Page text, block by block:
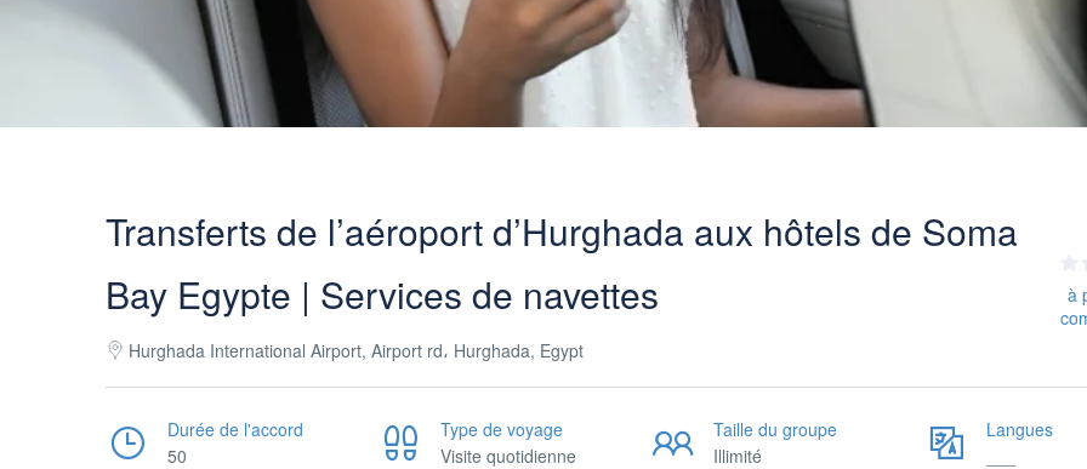
Transferts de l’aéroport d’Hurghada aux hôtels de Soma
Bay Egypte | Services de navettes
Hurghada International Airport, Airport rd، Hurghada, Egypt
à
Durée de l'accord
50
Type de voyage
Visite quotidienne
Taille du groupe
Illimité
Langues